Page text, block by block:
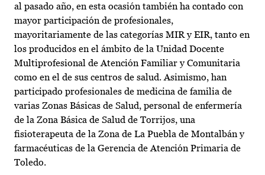
al pasado año, en esta ocasión también ha contado con
mayor participación de profesionales,
mayoritariamente de las categorías MIR y EIR, tanto en
los producidos en el ámbito de la Unidad Docente
Multiprofesional de Atención Familiar y Comunitaria
como en el de sus centros de salud. Asimismo, han
participado profesionales de medicina de familia de
varias Zonas Básicas de Salud, personal de enfermería
de la Zona Básica de Salud de Torrijos, una
fisioterapeuta de la Zona de La Puebla de Montalbán y
farmacéuticas de la Gerencia de Atención Primaria de
Toledo.